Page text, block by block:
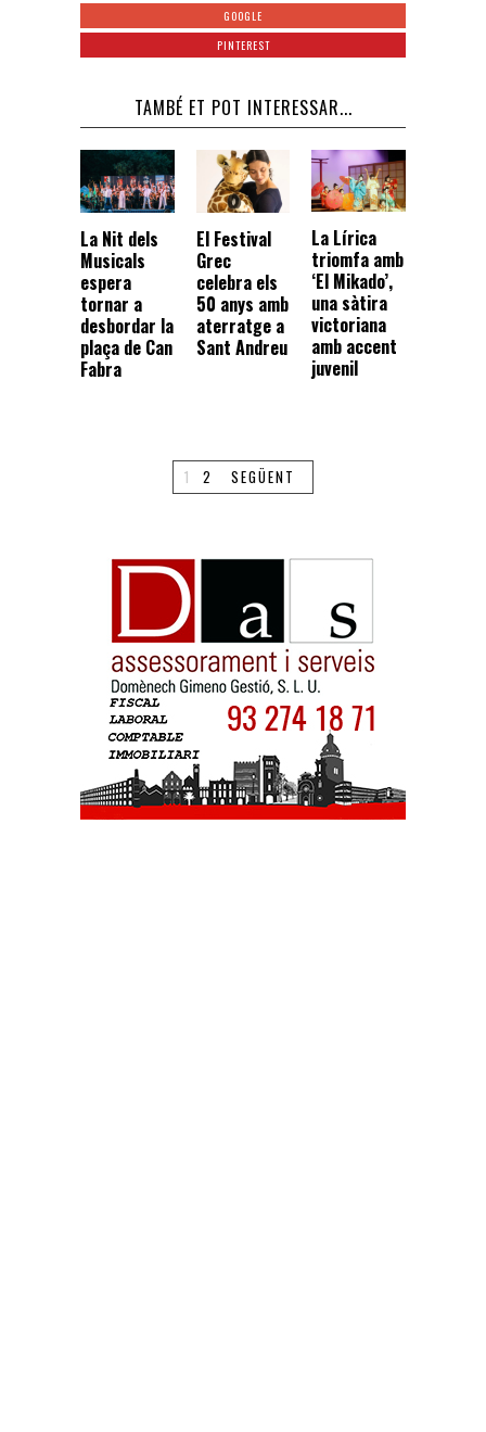
GOOGLE
PINTEREST
TAMBÉ ET POT INTERESSAR...
La Nit dels
Musicals
espera
tornar a
desbordar la
plaça de Can
Fabra
El Festival
Grec
celebra els
50 anys amb
aterratge a
Sant Andreu
La Lírica
triomfa amb
‘El Mikado’,
una sàtira
victoriana
amb accent
juvenil
1 2 SEGÜENT